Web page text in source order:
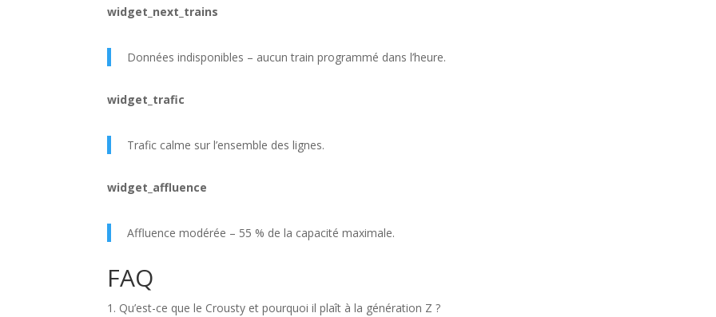
widget_next_trains
Données indisponibles – aucun train programmé dans l’heure.
widget_trafic
Trafic calme sur l’ensemble des lignes.
widget_affluence
Affluence modérée – 55 % de la capacité maximale.
FAQ
Qu’est-ce que le Crousty et pourquoi il plaît à la génération Z ?